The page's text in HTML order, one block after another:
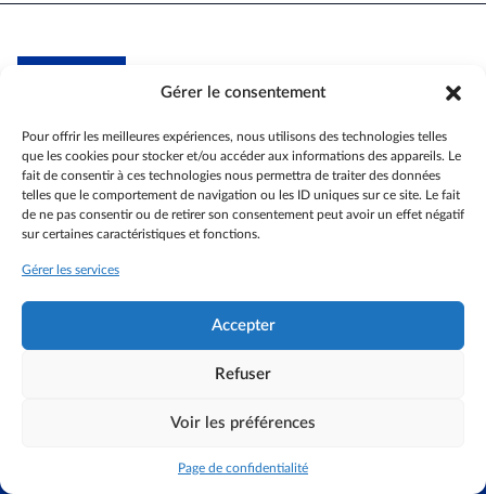
Gérer le consentement
Pour offrir les meilleures expériences, nous utilisons des technologies telles
que les cookies pour stocker et/ou accéder aux informations des appareils. Le
fait de consentir à ces technologies nous permettra de traiter des données
telles que le comportement de navigation ou les ID uniques sur ce site. Le fait
de ne pas consentir ou de retirer son consentement peut avoir un effet négatif
sur certaines caractéristiques et fonctions.
Gérer les services
Accepter
Refuser
Voir les préférences
Page de confidentialité
Association internationale des anciens
Actualités
Espace membres
Coin des aidants
Contactez-nous
S’identifier
Mentions légales
Politique de cookies (UE)